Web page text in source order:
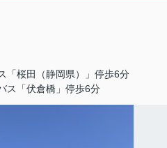
「桜田（静岡県）」停歩6分
ス「伏倉橋」停歩6分